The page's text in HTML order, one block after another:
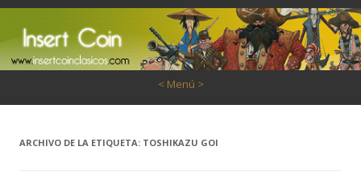
< Menú >
ARCHIVO DE LA ETIQUETA: TOSHIKAZU GOI